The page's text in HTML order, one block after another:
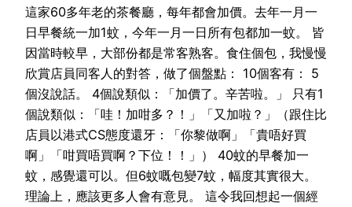
這家60多年老的茶餐廳，每年都會加價。去年一月一
日早餐統一加1蚊，今年一月一日所有包都加一蚊。 皆
因當時較早，大部份都是常客熟客。食住個包，我慢慢
欣賞店員同客人的對答，做了個盤點： 10個客有： 5
個沒說話。 4個說類似：「加價了。辛苦啦。」 只有1
個說類似：「哇！加咁多？！」「又加啦？」（跟住比
店員以港式CS態度還牙：「你黎做啊」「貴唔好買
啊」「咁買唔買啊？下位！！」） 40蚊的早餐加一
蚊，感覺還可以。但6蚊嘅包變7蚊，幅度其實很大。
理論上，應該更多人會有意見。 這令我回想起一個經